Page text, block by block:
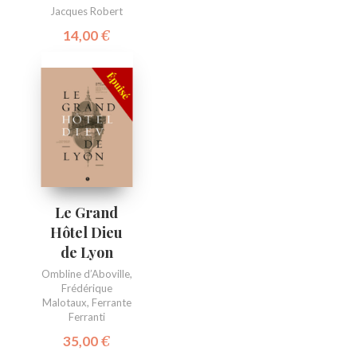
Jacques Robert
14,00€
Le Grand
Hôtel Dieu
de Lyon
Ombline d’Aboville,
Frédérique
Malotaux, Ferrante
Ferranti
35,00€